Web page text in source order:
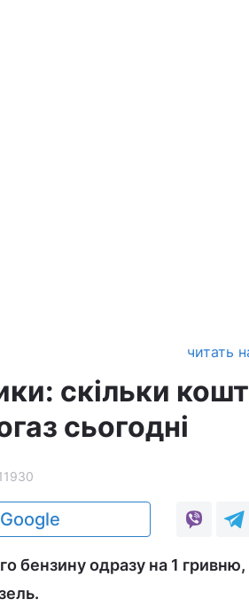
читать
скільки
сьогодні
бензину одразу на 1 гривню,